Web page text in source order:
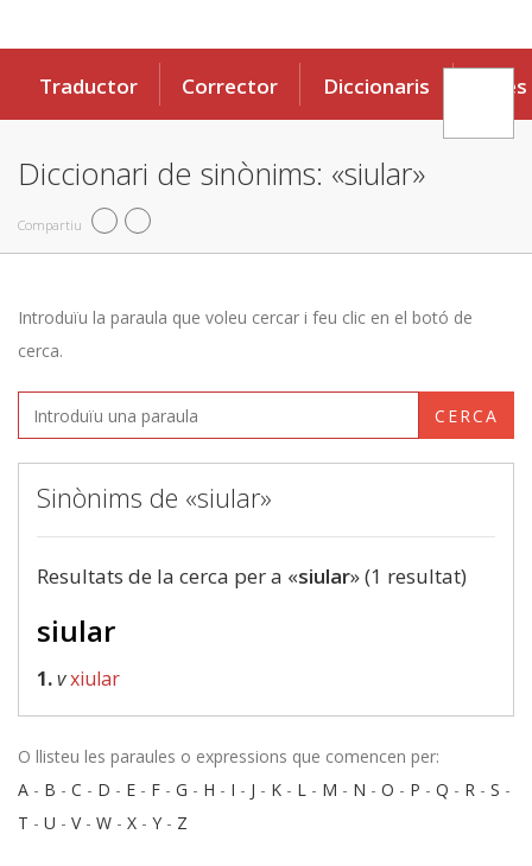
Traductor Corrector Diccionaris Eines
Diccionari de sinònims: «siular»
Compartiu
Introduïu la paraula que voleu cercar i feu clic en el botó de
cerca.
CERCA
Sinònims de «siular»
Resultats de la cerca per a «siular» (1 resultat)
siular
1.vxiular
O llisteu les paraules o expressions que comencen per:
A - B - C - D - E - F - G - H - I - J - K - L - M - N - O - P - Q - R - S -
T - U - V- W - X - Y - Z